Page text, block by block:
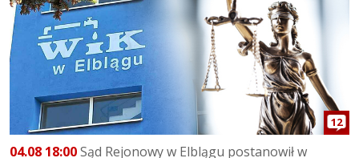
12
04.08 18:00Sąd Rejonowy w Elblągu postanowił w